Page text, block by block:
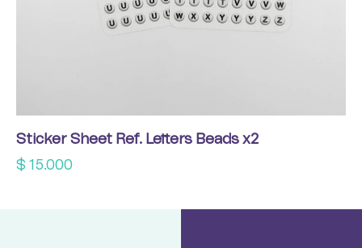
Sticker Sheet Ref. Letters Beads x2
$ 15.000